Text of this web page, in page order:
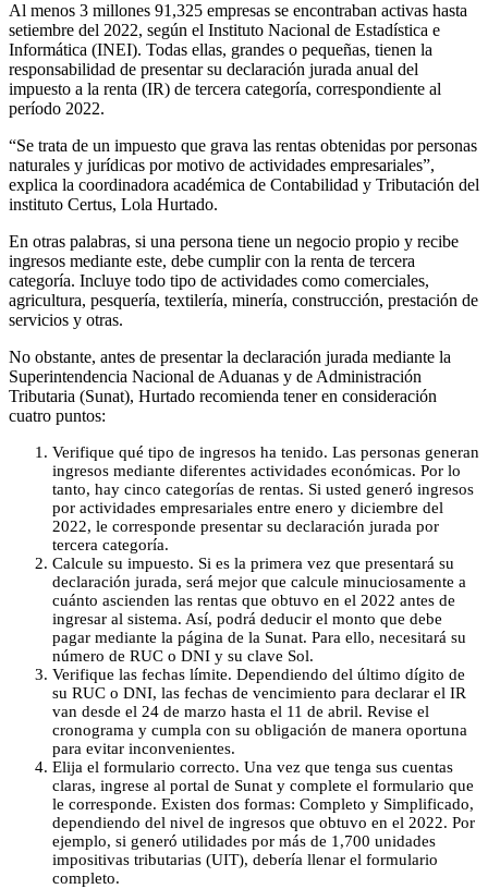
Al menos 3 millones 91,325 empresas se encontraban activas hasta
setiembre del 2022, según el Instituto Nacional de Estadística e
Informática (INEI). Todas ellas, grandes o pequeñas, tienen la
responsabilidad de presentar su declaración jurada anual del
impuesto a la renta (IR) de tercera categoría, correspondiente al
período 2022.
“Se trata de un impuesto que grava las rentas obtenidas por personas
naturales y jurídicas por motivo de actividades empresariales”,
explica la coordinadora académica de Contabilidad y Tributación del
instituto Certus, Lola Hurtado.
En otras palabras, si una persona tiene un negocio propio y recibe
ingresos mediante este, debe cumplir con la renta de tercera
categoría. Incluye todo tipo de actividades como comerciales,
agricultura, pesquería, textilería, minería, construcción, prestación de
servicios y otras.
No obstante, antes de presentar la declaración jurada mediante la
Superintendencia Nacional de Aduanas y de Administración
Tributaria (Sunat), Hurtado recomienda tener en consideración
cuatro puntos:
Verifique qué tipo de ingresos ha tenido. Las personas generan
ingresos mediante diferentes actividades económicas. Por lo
tanto, hay cinco categorías de rentas. Si usted generó ingresos
por actividades empresariales entre enero y diciembre del
2022, le corresponde presentar su declaración jurada por
tercera categoría.
Calcule su impuesto. Si es la primera vez que presentará su
declaración jurada, será mejor que calcule minuciosamente a
cuánto ascienden las rentas que obtuvo en el 2022 antes de
ingresar al sistema. Así, podrá deducir el monto que debe
pagar mediante la página de la Sunat. Para ello, necesitará su
número de RUC o DNI y su clave Sol.
Verifique las fechas límite. Dependiendo del último dígito de
su RUC o DNI, las fechas de vencimiento para declarar el IR
van desde el 24 de marzo hasta el 11 de abril. Revise el
cronograma y cumpla con su obligación de manera oportuna
para evitar inconvenientes.
Elija el formulario correcto. Una vez que tenga sus cuentas
claras, ingrese al portal de Sunat y complete el formulario que
le corresponde. Existen dos formas: Completo y Simplificado,
dependiendo del nivel de ingresos que obtuvo en el 2022. Por
ejemplo, si generó utilidades por más de 1,700 unidades
impositivas tributarias (UIT), debería llenar el formulario
completo.